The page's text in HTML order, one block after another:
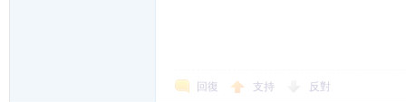
回復 支持 反對